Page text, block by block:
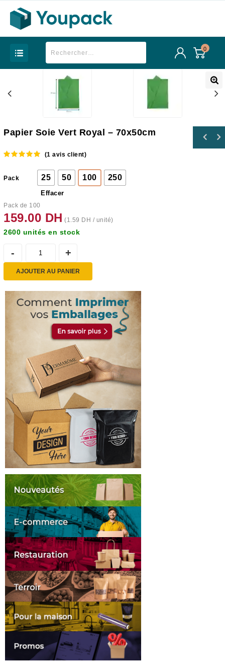
0
Papier Soie Vert Royal – 70x50cm
(1 avis client)
Pack 25 50 100 250
Effacer
Pack de 100
159.00 DH (1.59 DH / unité)
2600 unités en stock
AJOUTER AU PANIER